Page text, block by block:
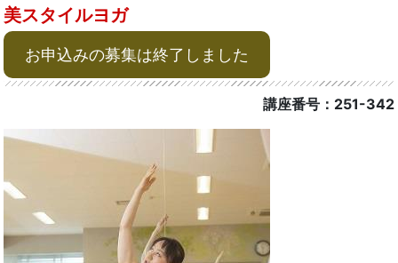
美スタイルヨガ
お申込みの募集は終了しました
講座番号：251-342